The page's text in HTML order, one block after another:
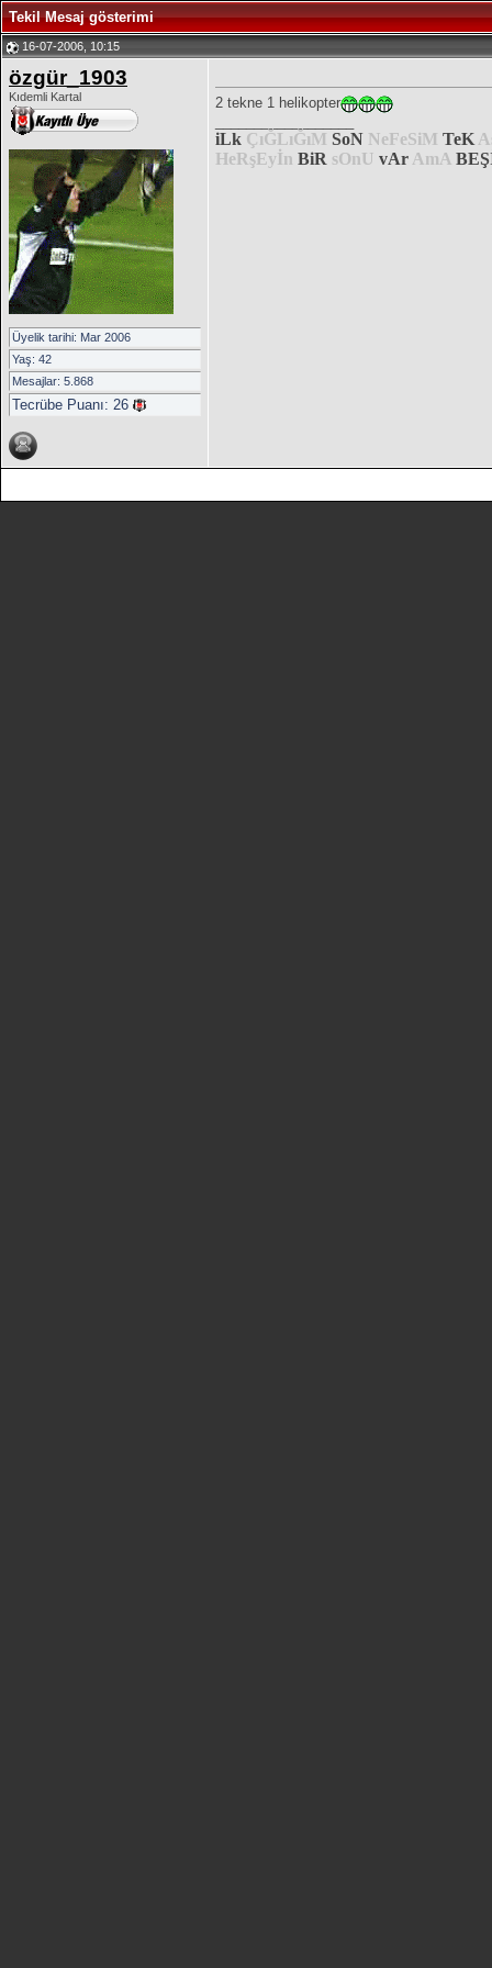
Tekil Mesaj gösterimi
16-07-2006, 10:15
özgür_1903
Kıdemli Kartal
Üyelik tarihi: Mar 2006
Yaş: 42
Mesajlar: 5.868
Tecrübe Puanı: 26
2 tekne 1 helikopter
iLk ÇıĞLıĞıM SoN NeFeSiM TeK
HeRşEyİn BiR sOnU vAr AmA